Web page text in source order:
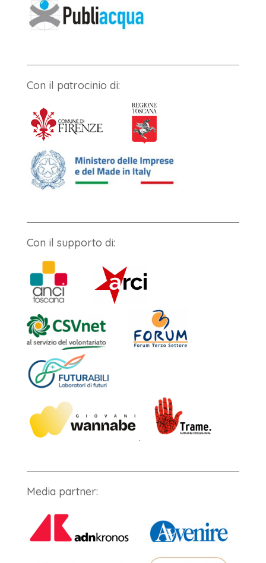
Con il patrocinio di:
Con il supporto di:
.
Media partner: